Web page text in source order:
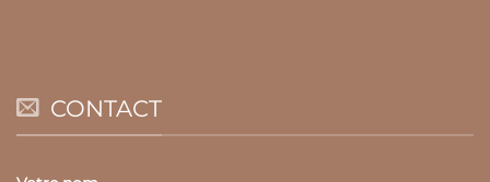
CONTACT